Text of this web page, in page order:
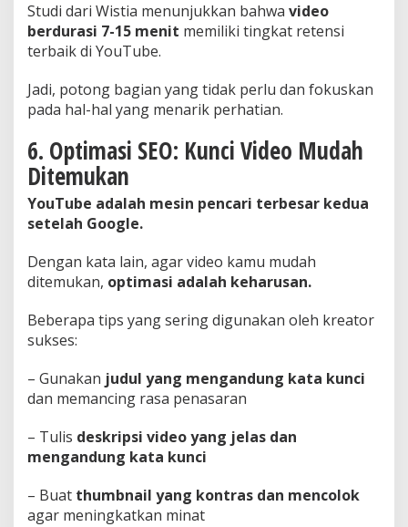
Studi dari Wistia menunjukkan bahwa video
berdurasi 7-15 menit memiliki tingkat retensi
terbaik di YouTube.
Jadi, potong bagian yang tidak perlu dan fokuskan
pada hal-hal yang menarik perhatian.
6. Optimasi SEO: Kunci Video Mudah
Ditemukan
YouTube adalah mesin pencari terbesar kedua
setelah Google.
Dengan kata lain, agar video kamu mudah
ditemukan, optimasi adalah keharusan.
Beberapa tips yang sering digunakan oleh kreator
sukses:
– Gunakan judul yang mengandung kata kunci
dan memancing rasa penasaran
– Tulis deskripsi video yang jelas dan
mengandung kata kunci
– Buat thumbnail yang kontras dan mencolok
agar meningkatkan minat